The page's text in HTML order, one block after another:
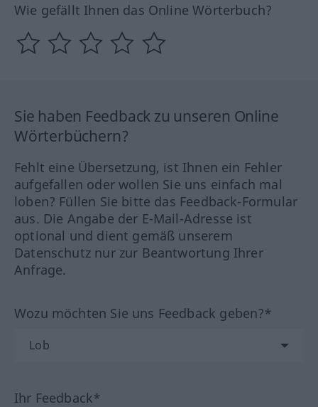
Wie gefällt Ihnen das Online Wörterbuch?
Sie haben Feedback zu unseren Online
Wörterbüchern?
Fehlt eine Übersetzung, ist Ihnen ein Fehler
aufgefallen oder wollen Sie uns einfach mal
loben? Füllen Sie bitte das Feedback-Formular
aus. Die Angabe der E-Mail-Adresse ist
optional und dient gemäß unserem
Datenschutz nur zur Beantwortung Ihrer
Anfrage.
Wozu möchten Sie uns Feedback geben?*
Ihr Feedback*